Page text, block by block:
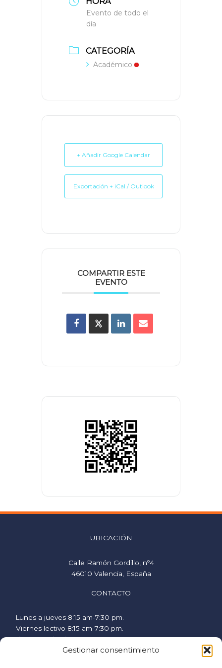
Gestionar consentimiento
Evento de todo el
día
CATEGORÍA
Académico
+ Añadir Google Calendar
Exportación + iCal / Outlook
COMPARTIR ESTE
EVENTO
UBICACIÓN
Calle Ramón Gordillo, nº4
46010 Valencia, España
CONTACTO
Lunes a jueves 8:15 am-7:30 pm.
Viernes lectivo 8:15 am-7:30 pm.
Viernes no lectivo 9 am-2:00 pm.
hispanicstudies@uvavalencia.org